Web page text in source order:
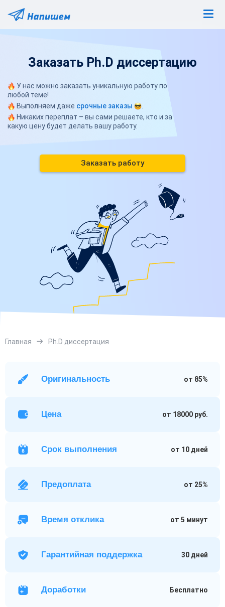
Заказать Ph.D диссертацию
У нас можно заказать уникальную работу по
любой теме!
Выполняем даже срочные заказы
Никаких переплат – вы сами решаете, кто и за
какую цену будет делать вашу работу.
Заказать работу
Главная Ph.D диссертация
Оригинальность от 85%
Цена от 18000 руб.
Срок выполнения от 10 дней
Предоплата от 25%
Время отклика от 5 минут
Гарантийная поддержка 30 дней
Доработки Бесплатно